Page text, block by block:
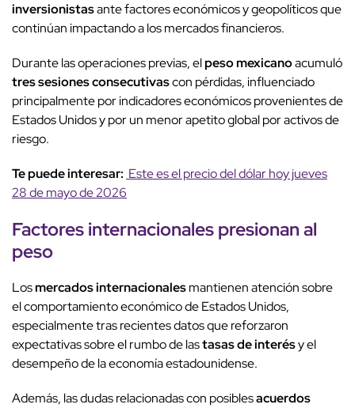
inversionistasante factores económicos y geopolíticos que
continúan impactando a los mercados financieros.
Durante las operaciones previas, elpeso mexicanoacumuló
tres sesiones consecutivascon pérdidas, influenciado
principalmente por indicadores económicos provenientes de
Estados Unidos y por un menor apetito global por activos de
riesgo.
Te puede interesar: Este es el precio del dólar hoy jueves
28 de mayo de 2026
Factores internacionales presionan al
peso
Losmercados internacionalesmantienen atención sobre
el comportamiento económico de Estados Unidos,
especialmente tras recientes datos que reforzaron
expectativas sobre el rumbo de lastasas de interésy el
desempeño de la economía estadounidense.
Además, las dudas relacionadas con posiblesacuerdos